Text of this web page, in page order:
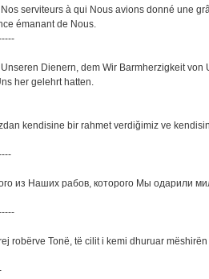
serviteurs à qui Nous avions donné une
émanant de Nous.
Dienern, dem Wir Barmherzigkeit von
her gelehrt hatten.
kendisine bir rahmet verdiğimiz ve
из Наших рабов, которого Мы одарили
robërve Tonë, të cilit i kemi dhuruar